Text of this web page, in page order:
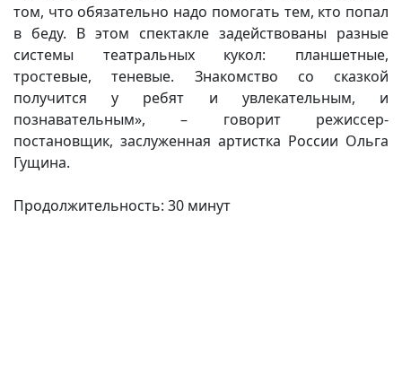
том, что обязательно надо помогать тем, кто попал
в беду. В этом спектакле задействованы разные
системы театральных кукол: планшетные,
тростевые, теневые. Знакомство со сказкой
получится у ребят и увлекательным, и
познавательным», – говорит режиссер-
постановщик, заслуженная артистка России Ольга
Гущина.
Продолжительность: 30 минут